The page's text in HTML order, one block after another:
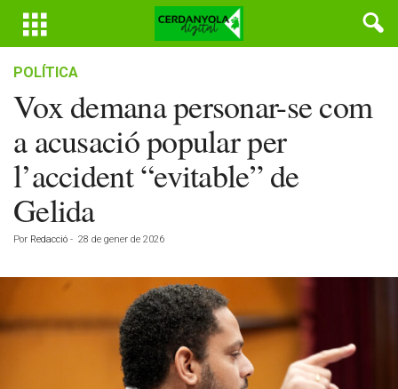
POLÍTICA
Vox demana personar-se com
a acusació popular per
l’accident “evitable” de
Gelida
Por Redacció - 28 de gener de 2026